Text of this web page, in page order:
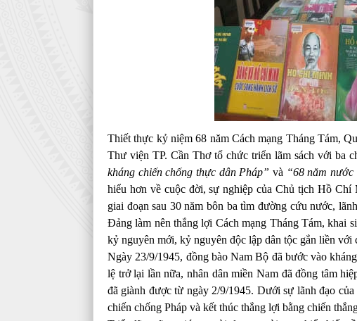
Thiết thực kỷ niệm 68 năm Cách mạng Tháng Tám,
Thư viện TP. Cần Thơ tổ chức triển lãm sách với ba
kháng chiến chống thực dân Pháp” và “68 năm
hiểu hơn về cuộc đời, sự nghiệp của Chủ tịch Hồ
giai đoạn sau 30 năm bôn ba tìm đường cứu nước,
Đảng làm nên thắng lợi Cách mạng Tháng Tám, khai
kỷ nguyên mới, kỷ nguyên độc lập dân tộc gắn liền với
Ngày 23/9/1945, đồng bào Nam Bộ đã bước vào
lệ trở lại lần nữa, nhân dân miền Nam đã đồng tâm
đã giành được từ ngày 2/9/1945. Dưới sự lãnh đạo
chiến chống Pháp và kết thúc thắng lợi bằng chiến